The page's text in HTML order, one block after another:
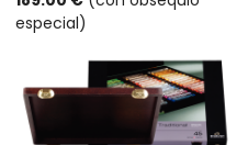
especial)